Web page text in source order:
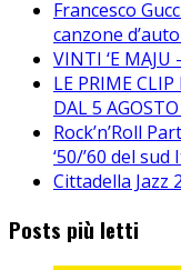
Francesco
canzone
VINTI ‘E
LE PRIME
DAL 5
Rock’n’Roll
‘50/’60 del sud
Cittadella Jazz
Posts più letti